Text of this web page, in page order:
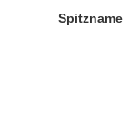
Spitzname